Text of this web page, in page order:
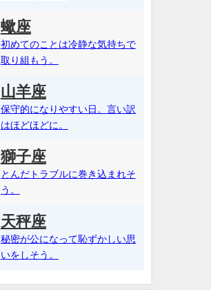
蠍座
初めてのことは冷静な気持ちで
取り組もう。
山羊座
保守的になりやすい日。言い訳
はほどほどに。
獅子座
とんだトラブルに巻き込まれそ
う。
天秤座
秘密が公になって恥ずかしい思
いをしそう。